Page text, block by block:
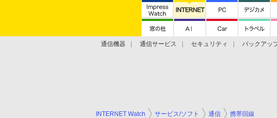
通信機器 通信サービス セキュリティ バックアッ
INTERNET Watch サービス/ソフト 通信 携帯回線